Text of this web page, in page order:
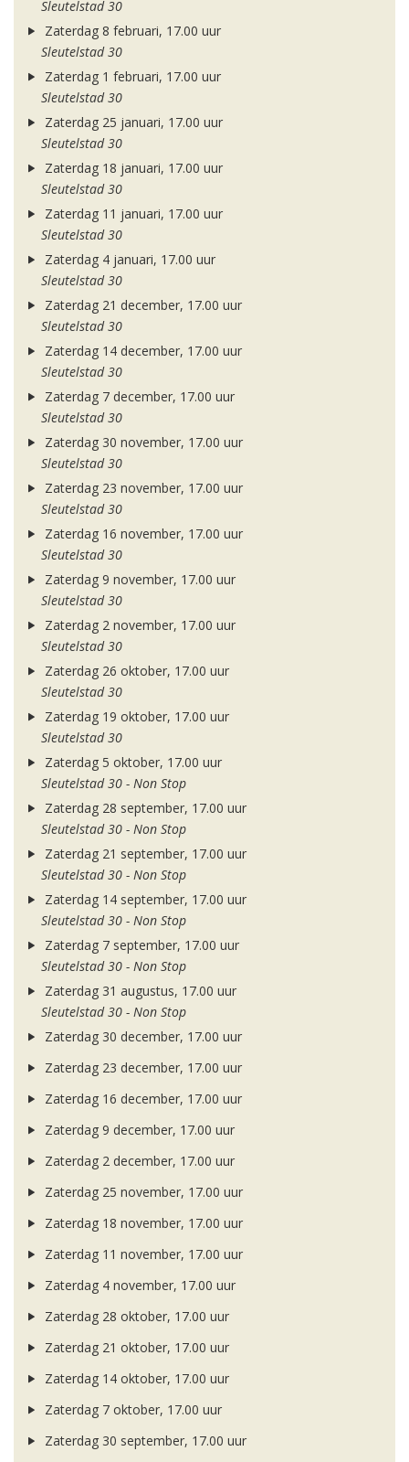
Sleutelstad 30
Zaterdag 8 februari, 17.00 uur
Sleutelstad 30
Zaterdag 1 februari, 17.00 uur
Sleutelstad 30
Zaterdag 25 januari, 17.00 uur
Sleutelstad 30
Zaterdag 18 januari, 17.00 uur
Sleutelstad 30
Zaterdag 11 januari, 17.00 uur
Sleutelstad 30
Zaterdag 4 januari, 17.00 uur
Sleutelstad 30
Zaterdag 21 december, 17.00 uur
Sleutelstad 30
Zaterdag 14 december, 17.00 uur
Sleutelstad 30
Zaterdag 7 december, 17.00 uur
Sleutelstad 30
Zaterdag 30 november, 17.00 uur
Sleutelstad 30
Zaterdag 23 november, 17.00 uur
Sleutelstad 30
Zaterdag 16 november, 17.00 uur
Sleutelstad 30
Zaterdag 9 november, 17.00 uur
Sleutelstad 30
Zaterdag 2 november, 17.00 uur
Sleutelstad 30
Zaterdag 26 oktober, 17.00 uur
Sleutelstad 30
Zaterdag 19 oktober, 17.00 uur
Sleutelstad 30
Zaterdag 5 oktober, 17.00 uur
Sleutelstad 30 - Non Stop
Zaterdag 28 september, 17.00 uur
Sleutelstad 30 - Non Stop
Zaterdag 21 september, 17.00 uur
Sleutelstad 30 - Non Stop
Zaterdag 14 september, 17.00 uur
Sleutelstad 30 - Non Stop
Zaterdag 7 september, 17.00 uur
Sleutelstad 30 - Non Stop
Zaterdag 31 augustus, 17.00 uur
Sleutelstad 30 - Non Stop
Zaterdag 30 december, 17.00 uur
Zaterdag 23 december, 17.00 uur
Zaterdag 16 december, 17.00 uur
Zaterdag 9 december, 17.00 uur
Zaterdag 2 december, 17.00 uur
Zaterdag 25 november, 17.00 uur
Zaterdag 18 november, 17.00 uur
Zaterdag 11 november, 17.00 uur
Zaterdag 4 november, 17.00 uur
Zaterdag 28 oktober, 17.00 uur
Zaterdag 21 oktober, 17.00 uur
Zaterdag 14 oktober, 17.00 uur
Zaterdag 7 oktober, 17.00 uur
Zaterdag 30 september, 17.00 uur